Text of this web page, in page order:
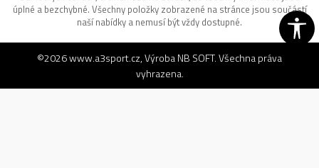
úplné a bezchybné. Všechny položky zobrazené na stránce jsou součástí
naší nabídky a nemusí být vždy dostupné.
©2026www.a3sport.cz, VýrobaNB SOFT. Všechna práva
vyhrazena.